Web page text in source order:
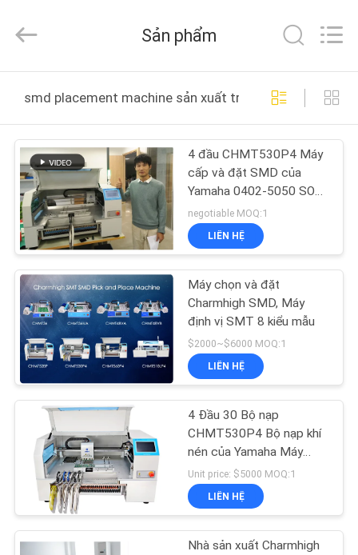
CÁC
SẢN
PHẨM
VIDEO
VỀ
CHÚNG
TÔI
CHUYẾN
THAM
QUAN
NHÀ
MÁY
2026
LIMITED.
Reserved.
Sản phẩm
smd placement machine sản xuất trực tuyến
4 đầu CHMT530P4 Máy
cấp và đặt SMD của
Yamaha 0402-5050 SOP
QFN
negotiable MOQ:1
LIÊN HỆ
Máy chọn và đặt
Charmhigh SMD, Máy
định vị SMT 8 kiểu mẫu
$2000~$6000 MOQ:1
LIÊN HỆ
4 Đầu 30 Bộ nạp
CHMT530P4 Bộ nạp khí
nén của Yamaha Máy
chọn và đặt mặt bàn
Unit price: $5000 MOQ:1
LIÊN HỆ
Nhà sản xuất Charmhigh